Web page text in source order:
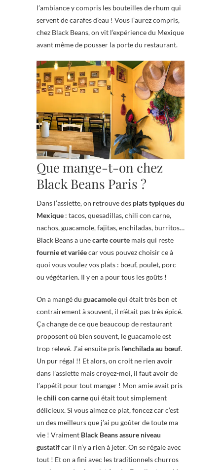
l’ambiance y compris les bouteilles de rhum qui
servent de carafes d’eau ! Vous l’aurez compris,
chez Black Beans, on vit l’expérience du Mexique
avant même de pousser la porte du restaurant.
Que mange-t-on chez
Black Beans Paris ?
Dans l’assiette, on retrouve des plats typiques du
Mexique : tacos, quesadillas, chili con carne,
nachos, guacamole, fajitas, enchiladas, burritos…
Black Beans a unecarte courte mais qui reste
fournie et variéecar vous pouvez choisir ce à
quoi vous voulez vos plats : bœuf, poulet, porc
ou végétarien. Il y en a pour tous les goûts !
On a mangé du guacamolequi était très bon et
contrairement à souvent, il n’était pas très épicé.
Ça change de ce que beaucoup de restaurant
proposent où bien souvent, le guacamole est
trop relevé. J’ai ensuite pris l’enchiladaau bœuf.
Un pur régal !! Et alors, on croit ne rien avoir
dans l’assiette mais croyez-moi, il faut avoir de
l’appétit pour tout manger ! Mon amie avait pris
lechili con carnequi était tout simplement
délicieux. Si vous aimez ce plat, foncez car c’est
un des meilleurs que j’ai pu goûter de toute ma
vie ! Vraiment Black Beans assure niveau
gustatifcar il n’y a rien à jeter. On se régale avec
tout ! Et on a fini avec les traditionnels churros